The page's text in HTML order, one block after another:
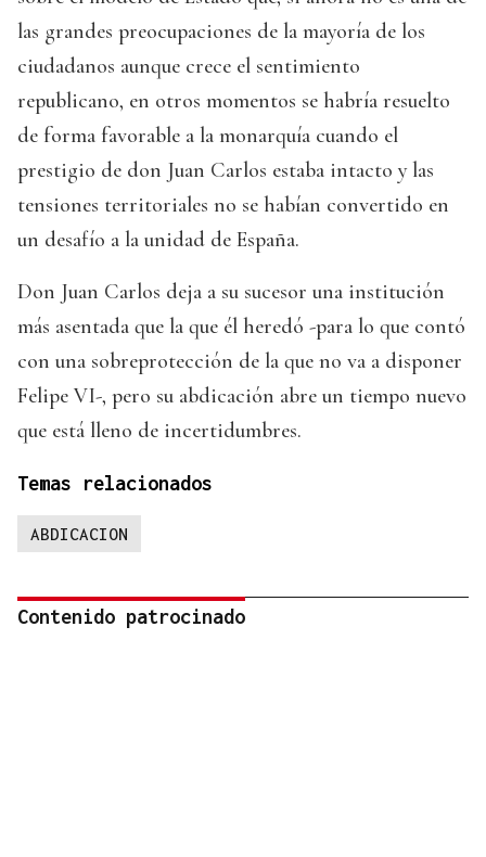
las grandes preocupaciones de la mayoría de los
ciudadanos aunque crece el sentimiento
republicano, en otros momentos se habría resuelto
de forma favorable a la monarquía cuando el
prestigio de don Juan Carlos estaba intacto y las
tensiones territoriales no se habían convertido en
un desafío a la unidad de España.
Don Juan Carlos deja a su sucesor una institución
más asentada que la que él heredó -para lo que contó
con una sobreprotección de la que no va a disponer
Felipe VI-, pero su abdicación abre un tiempo nuevo
que está lleno de incertidumbres.
Temas relacionados
ABDICACION
Contenido patrocinado